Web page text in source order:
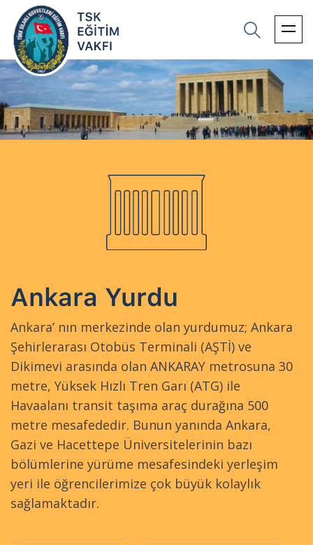
Ankara Yurdu
Ankara’ nın merkezinde olan yurdumuz; Ankara
Şehirlerarası Otobüs Terminali (AŞTİ) ve
Dikimevi arasında olan ANKARAY metrosuna 30
metre, Yüksek Hızlı Tren Garı (ATG) ile
Havaalanı transit taşıma araç durağına 500
metre mesafededir. Bunun yanında Ankara,
Gazi ve Hacettepe Üniversitelerinin bazı
bölümlerine yürüme mesafesindeki yerleşim
yeri ile öğrencilerimize çok büyük kolaylık
sağlamaktadır.